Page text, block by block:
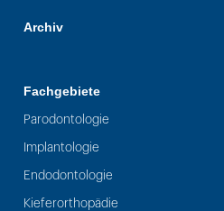
Archiv
Fachgebiete
Parodontologie
Implantologie
Endodontologie
Kieferorthopädie